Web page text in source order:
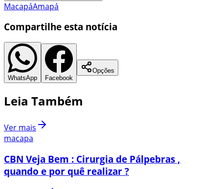
MacapáAmapá
Compartilhe esta notícia
WhatsApp Facebook
Opções
Leia Também
Ver mais
macapa
CBN Veja Bem : Cirurgia de Pálpebras ,
quando e por quê realizar ?